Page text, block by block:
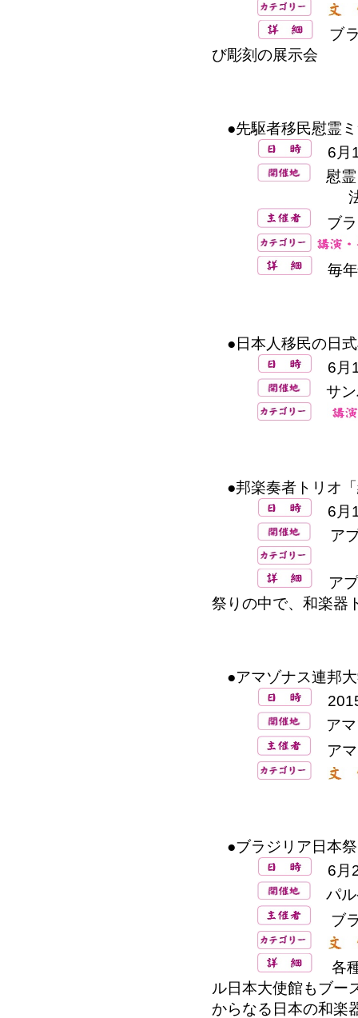
ブラ
び彫刻の展示会
●先駆者移民慰霊ミ
6月
慰霊
法要：文
ブラ
毎年
●日本人移民の日
6月
サン
●邦楽奏者トリオ
6月
アプ
アプ
祭りの中で、和楽器
●アマゾナス連邦大
アマ
アマ
●ブラジリア日本
6月
パル
ブラ
各種
ル日本大使館もブー
からなる日本の和楽